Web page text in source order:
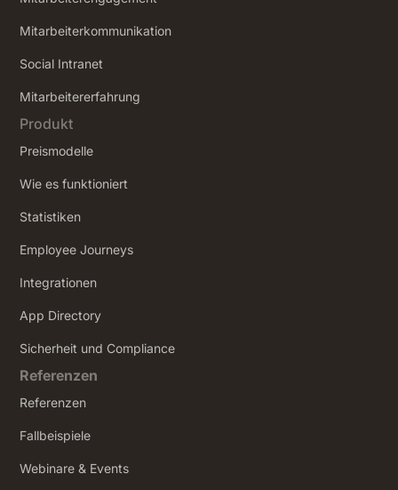
Mitarbeiterkommunikation
Social Intranet
‍Mitarbeitererfahrung
Produkt
Preismodelle
Wie es funktioniert
Statistiken
Employee Journeys
Integrationen
App Directory
Sicherheit und Compliance
Referenzen
Referenzen
Fallbeispiele
Webinare & Events